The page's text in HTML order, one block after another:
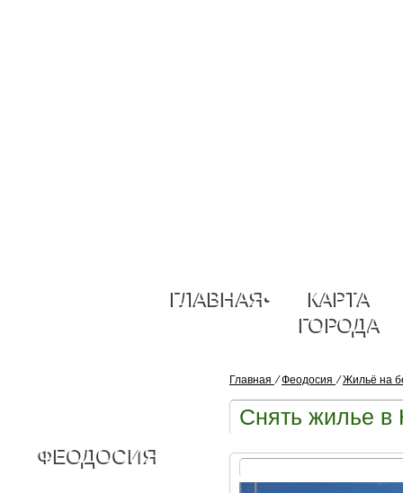
ГЛАВНАЯ•
КАРТА
ГОРОДА
Главная ⁄ Феодосия ⁄ Жильё на
Снять жилье в
ФЕОДОСИЯ